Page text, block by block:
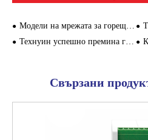
Модели на мрежата за горещи продажби, специално създадени за метрото Сямен
Технуин успешно премина годишния надзор и одит на системата за управление през 2021 г.
Свързани